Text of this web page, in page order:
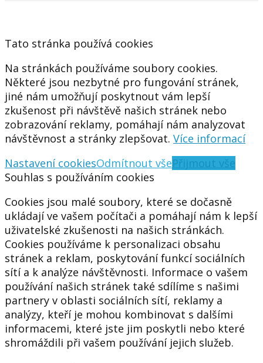
Tato stránka používá cookies
Na stránkách používáme soubory cookies.
Některé jsou nezbytné pro fungování stránek,
jiné nám umožňují poskytnout vám lepší
zkušenost při návštěvě našich stránek nebo
zobrazování reklamy, pomáhají nám analyzovat
návštěvnost a stránky zlepšovat. Více informací
Nastavení cookiesOdmítnout všePřijmout vše
Souhlas s používáním cookies
Cookies jsou malé soubory, které se dočasně
ukládají ve vašem počítači a pomáhají nám k lepší
uživatelské zkušenosti na našich stránkách.
Cookies používáme k personalizaci obsahu
stránek a reklam, poskytování funkcí sociálních
sítí a k analýze návštěvnosti. Informace o vašem
používání našich stránek také sdílíme s našimi
partnery v oblasti sociálních sítí, reklamy a
analýzy, kteří je mohou kombinovat s dalšími
informacemi, které jste jim poskytli nebo které
shromáždili při vašem používání jejich služeb.